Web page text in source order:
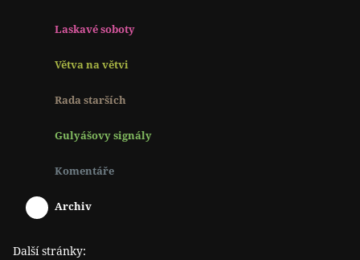
Laskavé soboty
Větva na větvi
Rada starších
Gulyášovy signály
Komentáře
Archiv
Další stránky: